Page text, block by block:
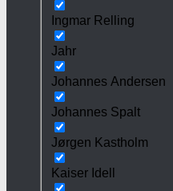
Ingmar Relling
Jahr
Johannes Andersen
Johannes Spalt
Jørgen Kastholm
Kaiser Idell